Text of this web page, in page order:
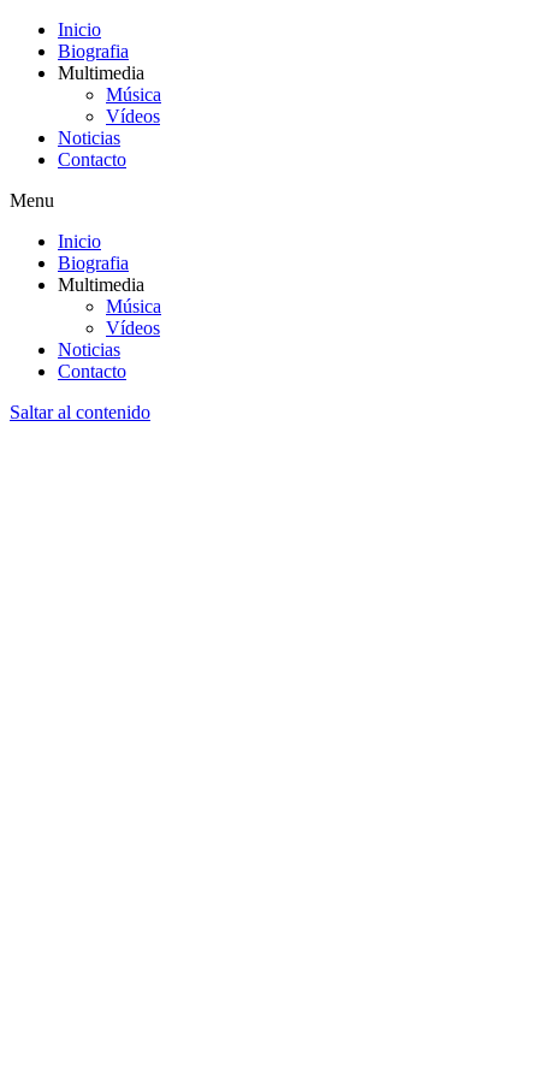
Inicio
Biografia
Multimedia
Música
Vídeos
Noticias
Contacto
Menu
Inicio
Biografia
Multimedia
Música
Vídeos
Noticias
Contacto
Saltar al contenido